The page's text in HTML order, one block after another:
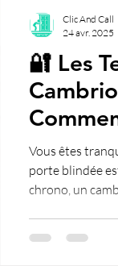
🔐 Les
Vous êtes
porte blindée
chrono, un
Clic And Call
24 avr. 2025